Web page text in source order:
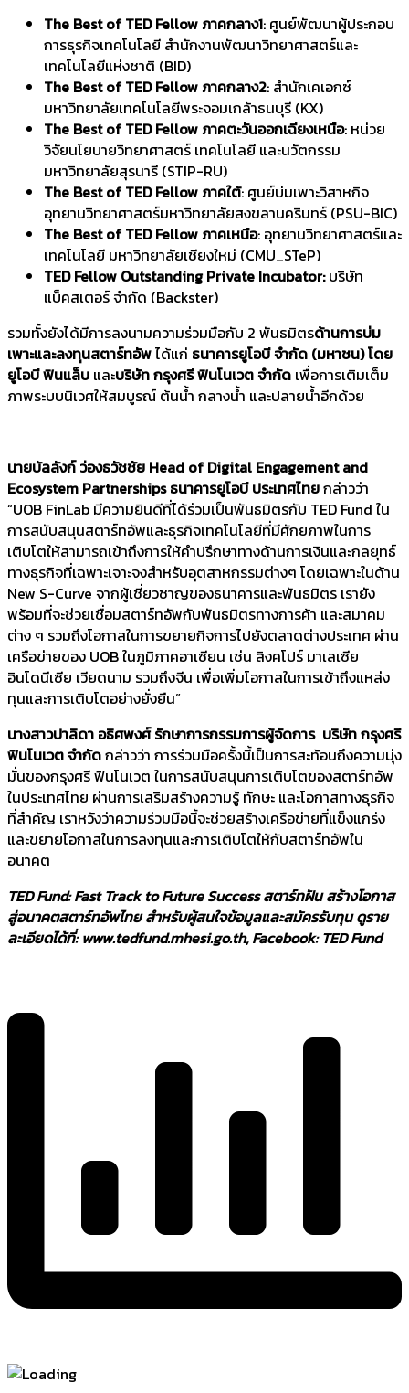
The Best of TED Fellow ภาคกลาง1: ศูนย์พัฒนาผู้ประกอบ
การธุรกิจเทคโนโลยี สำนักงานพัฒนาวิทยาศาสตร์และ
เทคโนโลยีแห่งชาติ (BID)
The Best of TED Fellow ภาคกลาง2: สำนักเคเอกซ์
มหาวิทยาลัยเทคโนโลยีพระจอมเกล้าธนบุรี (KX)
The Best of TED Fellow ภาคตะวันออกเฉียงเหนือ: หน่วย
วิจัยนโยบายวิทยาศาสตร์ เทคโนโลยี และนวัตกรรม
มหาวิทยาลัยสุรนารี (STIP-RU)
The Best of TED Fellow ภาคใต้: ศูนย์บ่มเพาะวิสาหกิจ
อุทยานวิทยาศาสตร์มหาวิทยาลัยสงขลานครินทร์ (PSU-BIC)
The Best of TED Fellow ภาคเหนือ: อุทยานวิทยาศาสตร์และ
เทคโนโลยี มหาวิทยาลัยเชียงใหม่ (CMU_STeP)
TED Fellow Outstanding Private Incubator:บริษัท
แบ็คสเตอร์ จำกัด (Backster)
รวมทั้งยังได้มีการลงนามความร่วมมือกับ 2 พันธมิตรด้านการบ่ม
เพาะและลงทุนสตาร์ทอัพได้แก่ ธนาคารยูโอบี จำกัด (มหาชน) โดย
ยูโอบี ฟินแล็บ และบริษัท กรุงศรี ฟินโนเวต จำกัด เพื่อการเติมเต็ม
ภาพระบบนิเวศให้สมบูรณ์ ต้นน้ำ กลางน้ำ และปลายน้ำอีกด้วย
นายบัลลังก์ ว่องธวัชชัย Head of Digital Engagement and
Ecosystem Partnerships ธนาคารยูโอบี ประเทศไทยกล่าวว่า
“UOB FinLab มีความยินดีที่ได้ร่วมเป็นพันธมิตรกับ TED Fund ใน
การสนับสนุนสตาร์ทอัพและธุรกิจเทคโนโลยีที่มีศักยภาพในการ
เติบโตให้สามารถเข้าถึงการให้คำปรึกษาทางด้านการเงินและกลยุทธ์
ทางธุรกิจที่เฉพาะเจาะจงสำหรับอุตสาหกรรมต่างๆ โดยเฉพาะในด้าน
New S-Curve จากผู้เชี่ยวชาญของธนาคารและพันธมิตร เรายัง
พร้อมที่จะช่วยเชื่อมสตาร์ทอัพกับพันธมิตรทางการค้า และสมาคม
ต่าง ๆ รวมถึงโอกาสในการขยายกิจการไปยังตลาดต่างประเทศ ผ่าน
เครือข่ายของ UOB ในภูมิภาคอาเซียน เช่น สิงคโปร์ มาเลเซีย
อินโดนีเซีย เวียดนาม รวมถึงจีน เพื่อเพิ่มโอกาสในการเข้าถึงแหล่ง
ทุนและการเติบโตอย่างยั่งยืน”
นางสาวปาลิดา อธิศพงศ์ รักษาการกรรมการผู้จัดการ บริษัท กรุงศรี
ฟินโนเวต จำกัดกล่าวว่า การร่วมมือครั้งนี้เป็นการสะท้อนถึงความมุ่ง
มั่นของกรุงศรี ฟินโนเวต ในการสนับสนุนการเติบโตของสตาร์ทอัพ
ในประเทศไทย ผ่านการเสริมสร้างความรู้ ทักษะ และโอกาสทางธุรกิจ
ที่สำคัญ เราหวังว่าความร่วมมือนี้จะช่วยสร้างเครือข่ายที่แข็งแกร่ง
และขยายโอกาสในการลงทุนและการเติบโตให้กับสตาร์ทอัพใน
อนาคต
TED Fund: Fast Track to Future Success สตาร์ทฝัน สร้างโอกาส
สู่อนาคตสตาร์ทอัพไทย สำหรับผู้สนใจข้อมูลและสมัครรับทุน ดูราย
ละเอียดได้ที่: www.tedfund.mhesi.go.th, Facebook: TED Fund